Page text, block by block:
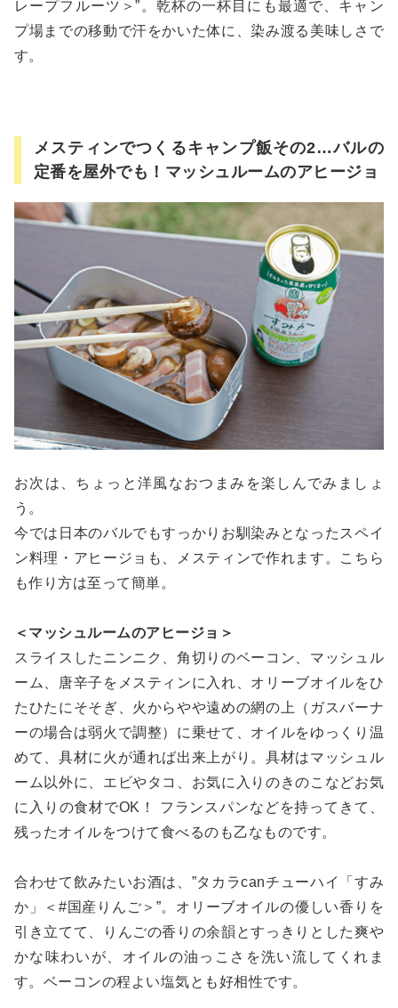
レープフルーツ＞”。乾杯の一杯目にも最適で、キャン
プ場までの移動で汗をかいた体に、染み渡る美味しさで
す。
メスティンでつくるキャンプ飯その2…バルの
定番を屋外でも！マッシュルームのアヒージョ
お次は、ちょっと洋風なおつまみを楽しんでみましょ
う。
今では日本のバルでもすっかりお馴染みとなったスペイ
ン料理・アヒージョも、メスティンで作れます。こちら
も作り方は至って簡単。
＜マッシュルームのアヒージョ＞
スライスしたニンニク、角切りのベーコン、マッシュル
ーム、唐辛子をメスティンに入れ、オリーブオイルをひ
たひたにそそぎ、火からやや遠めの網の上（ガスバーナ
ーの場合は弱火で調整）に乗せて、オイルをゆっくり温
めて、具材に火が通れば出来上がり。具材はマッシュル
ーム以外に、エビやタコ、お気に入りのきのこなどお気
に入りの食材でOK！ フランスパンなどを持ってきて、
残ったオイルをつけて食べるのも乙なものです。
合わせて飲みたいお酒は、”タカラcanチューハイ「すみ
か」＜#国産りんご＞”。オリーブオイルの優しい香りを
引き立てて、りんごの香りの余韻とすっきりとした爽や
かな味わいが、オイルの油っこさを洗い流してくれま
す。ベーコンの程よい塩気とも好相性です。